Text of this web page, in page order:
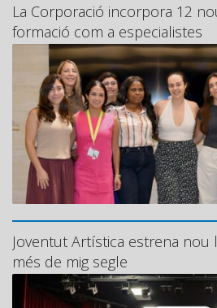
La Corporació incorpora 12
formació com a especialistes
Joventut Artística estrena
més de mig segle